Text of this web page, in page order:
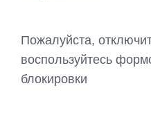
Пожалуйста,
воспользуйтесь
блокировки